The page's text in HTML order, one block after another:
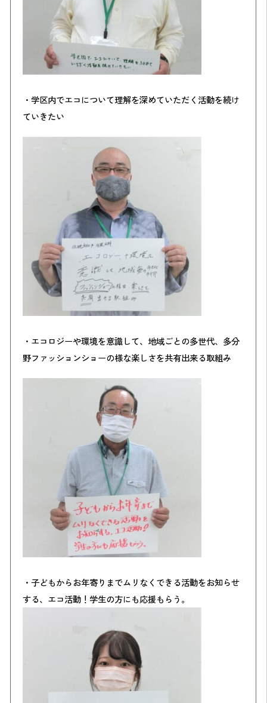
・学区内でエコについて理解を深めていただく活動を続け
ていきたい
・エコロジーや環境を意識して、地域ごとの多世代、多分
野ファッションショーの様な楽しさを共有出来る取組み
・子どもからお年寄りまでムリなくできる活動をお知らせ
する、エコ活動！学生の方にも応援もらう。